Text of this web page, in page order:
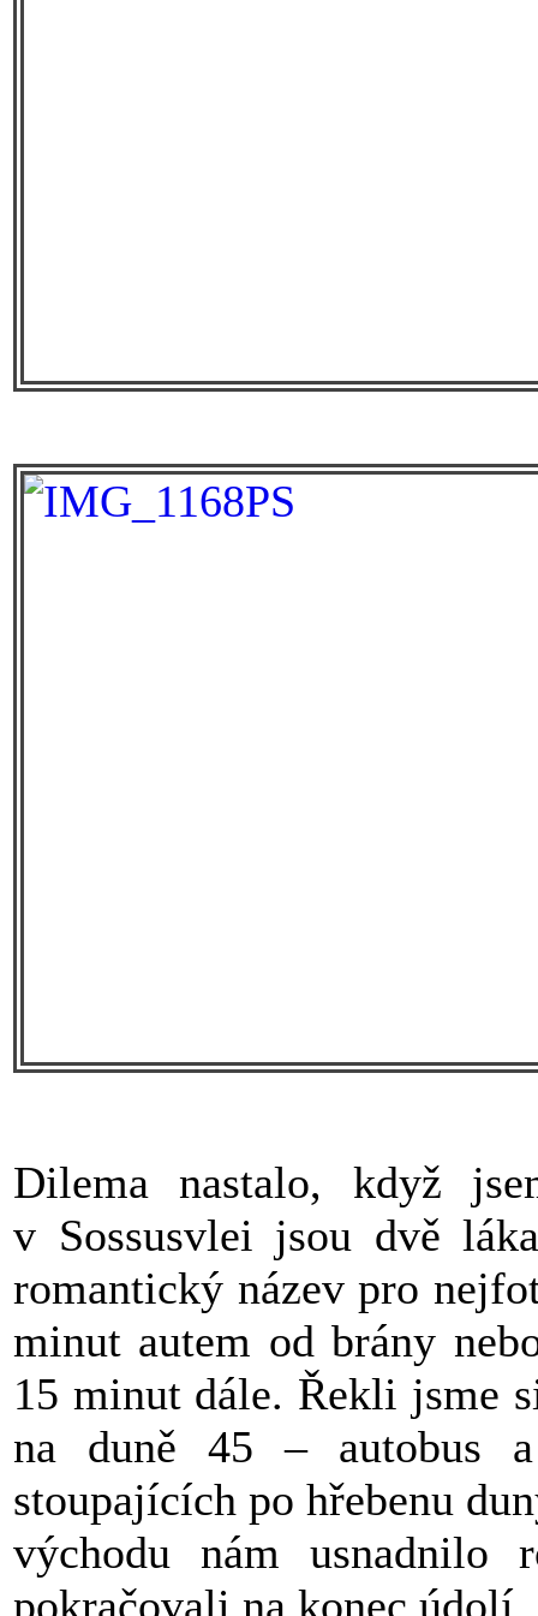
Dilema nastalo, když
v Sossusvlei jsou dvě
romantický název pro
minut autem od brány
15 minut dále. Řekli jsme
na duně 45 – autobus
stoupajících po hřebenu
východu nám usnadnilo
pokračovali na konec